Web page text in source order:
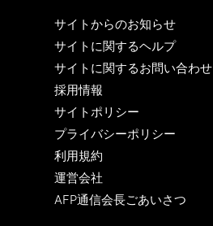
サイトからのお知らせ
サイトに関するヘルプ
サイトに関するお問い合わせ
採用情報
サイトポリシー
プライバシーポリシー
利用規約
運営会社
AFP通信会長ごあいさつ